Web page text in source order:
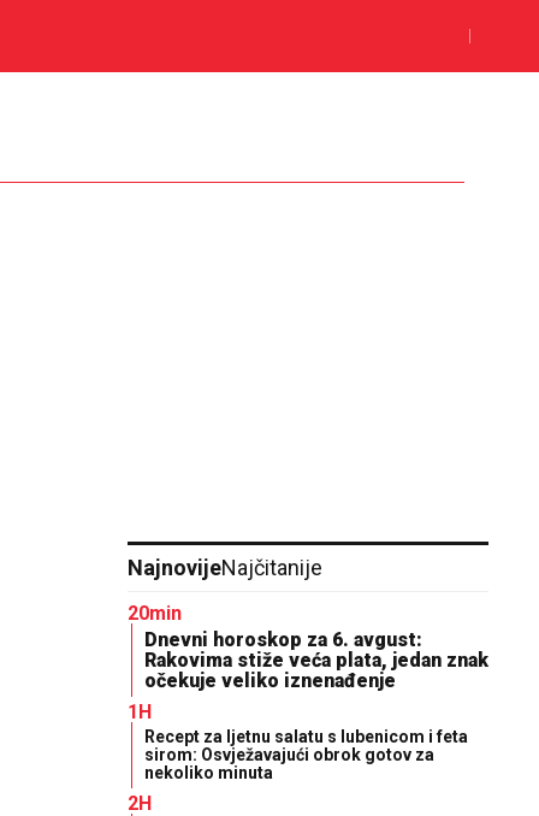
NajnovijeNajčitanije
20min
Dnevni horoskop za 6. avgust:
Rakovima stiže veća plata, jedan znak
očekuje veliko iznenađenje
1H
Recept za ljetnu salatu s lubenicom i feta
sirom: Osvježavajući obrok gotov za
nekoliko minuta
2H